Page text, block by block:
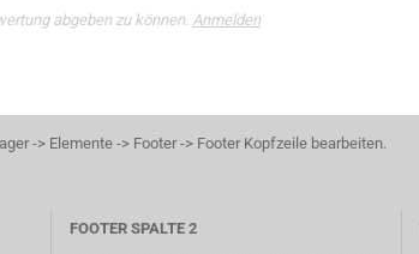
abgeben zu können. Anmelden
-> Elemente -> Footer -> Footer Kopfzeile bearbeiten.
FOOTER SPALTE 2